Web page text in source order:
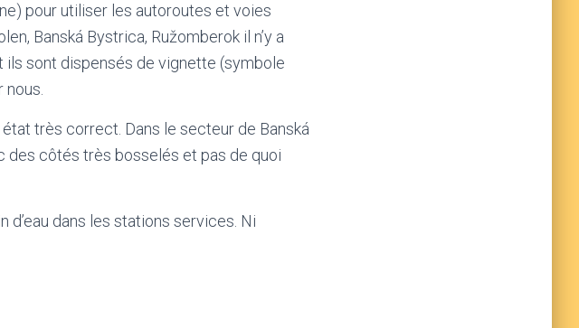
pour utiliser les autoroutes et voies
Banská Bystrica, Ružomberok il n’y a
ils sont dispensés de vignette (symbole
très correct. Dans le secteur de Banská
des côtés très bosselés et pas de quoi
d’eau dans les stations services. Ni